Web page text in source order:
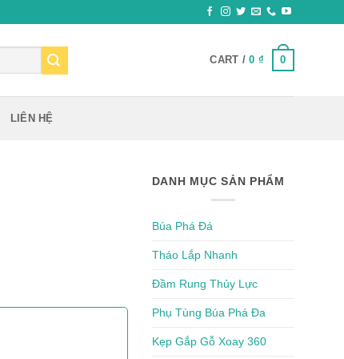
CART /0 ₫ 0
LIÊN HỆ
DANH MỤC SẢN PHẨM
Búa Phá Đá
Tháo Lắp Nhanh
Đầm Rung Thủy Lực
Phụ Tùng Búa Phá Đa
Kẹp Gắp Gỗ Xoay 360